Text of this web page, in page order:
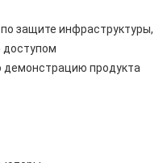
защите инфраструктуры,
доступом
продукта